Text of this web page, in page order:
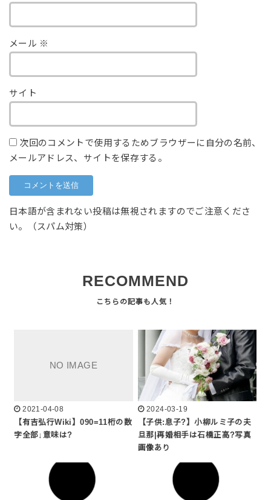
メール ※
サイト
次回のコメントで使用するためブラウザーに自分の名前、
メールアドレス、サイトを保存する。
日本語が含まれない投稿は無視されますのでご注意くださ
い。（スパム対策）
RECOMMEND
2021-04-08
【有吉弘行Wiki】090=11桁の数
字全部↓意味は?
2024-03-19
【子供:息子?】小柳ルミ子の夫
旦那|再婚相手は石橋正高?写真
画像あり